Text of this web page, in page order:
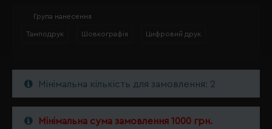
Група нанесення
Тамподрук Шовкографія Цифровий друк
Мінімальна кількість для замовлення: 2
Мінімальна сума замовлення 1000 грн.